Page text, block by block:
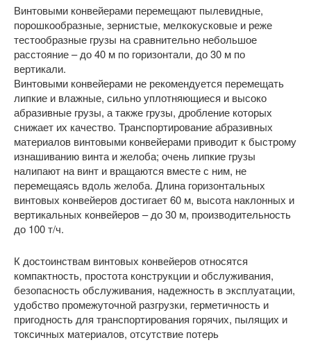
Винтовыми конвейерами перемещают пылевидные,
порошкообразные, зернистые, мелкокусковые и реже
тестообразные грузы на сравнительно небольшое
расстояние – до 40 м по горизонтали, до 30 м по
вертикали.
Винтовыми конвейерами не рекомендуется перемещать
липкие и влажные, сильно уплотняющиеся и высоко
абразивные грузы, а также грузы, дробление которых
снижает их качество. Транспортирование абразивных
материалов винтовыми конвейерами приводит к быстрому
изнашиванию винта и желоба; очень липкие грузы
налипают на винт и вращаются вместе с ним, не
перемещаясь вдоль желоба. Длина горизонтальных
винтовых конвейеров достигает 60 м, высота наклонных и
вертикальных конвейеров – до 30 м, производительность
до 100 т/ч.
К достоинствам винтовых конвейеров относятся
компактность, простота конструкции и обслуживания,
безопасность обслуживания, надежность в эксплуатации,
удобство промежуточной разгрузки, герметичность и
пригодность для транспортирования горячих, пылящих и
токсичных материалов, отсутствие потерь